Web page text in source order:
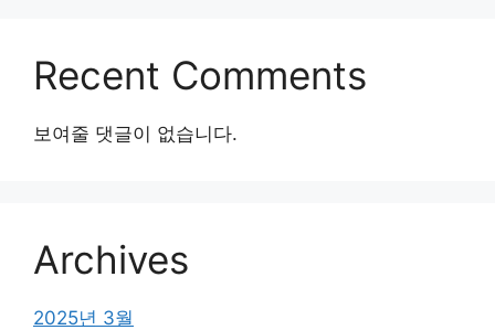
Recent Comments
보여줄 댓글이 없습니다.
Archives
2025년 3월